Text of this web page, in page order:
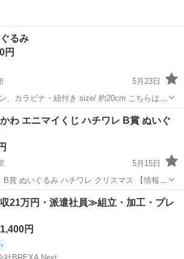
るみ
円
5月23日
紐付き size/ 約20cm こちらは色
違いの白色もあります。 海外版 ジモモ LABUBU
もちゃ 海外版
わ エニマイくじ ハチワレ B賞 ぬいぐ
5月15日
ぬいぐるみ ハチワレ クリスマス 【情報】
：エニマイくじ ハチワレぬいぐるみ 【状
グ付き ご不明点があ
駅 おもちゃ ハチワレ
21万円・派遣社員≫組立・加工・プレ
円